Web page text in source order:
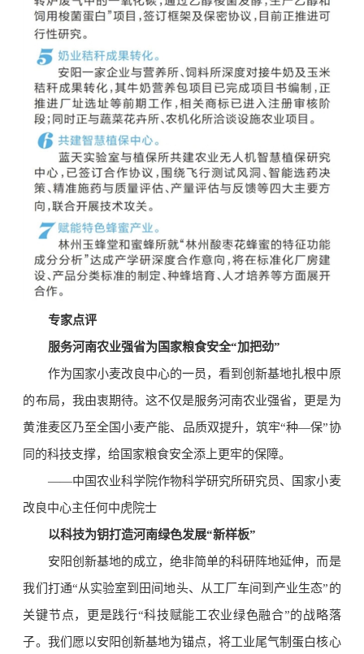
专家点评
服务河南农业强省为国家粮食安全“加把劲”
作为国家小麦改良中心的一员，看到创新基地扎根中原
的布局，我由衷期待。这不仅是服务河南农业强省，更是为
黄淮麦区乃至全国小麦产能、品质双提升，筑牢“种—保”协
同的科技支撑，给国家粮食安全添上更牢的保障。
——中国农业科学院作物科学研究所研究员、国家小麦
改良中心主任何中虎院士
以科技为钥打造河南绿色发展“新样板”
安阳创新基地的成立，绝非简单的科研阵地延伸，而是
我们打通“从实验室到田间地头、从工厂车间到产业生态”的
关键节点，更是践行“科技赋能工农业绿色融合”的战略落
子。我们愿以安阳创新基地为锚点，将工业尾气制蛋白核心